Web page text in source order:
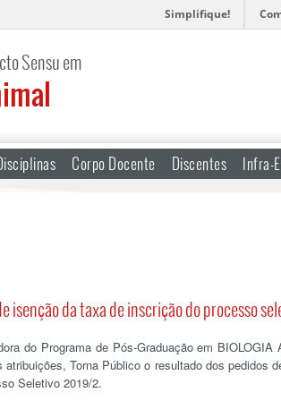
Simplifique!
Sensu em
Corpo Docente Discentes Infra-
isenção da taxa de inscrição do processo
do Programa de Pós-Graduação em
Torna Público o resultado dos pedidos
Seletivo 2019/2.